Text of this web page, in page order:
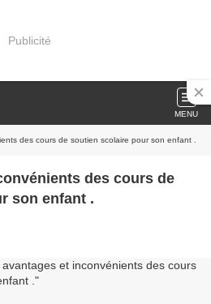
Publicité
MENU
des cours de soutien scolaire pour son enfant .
des cours de
son enfant .